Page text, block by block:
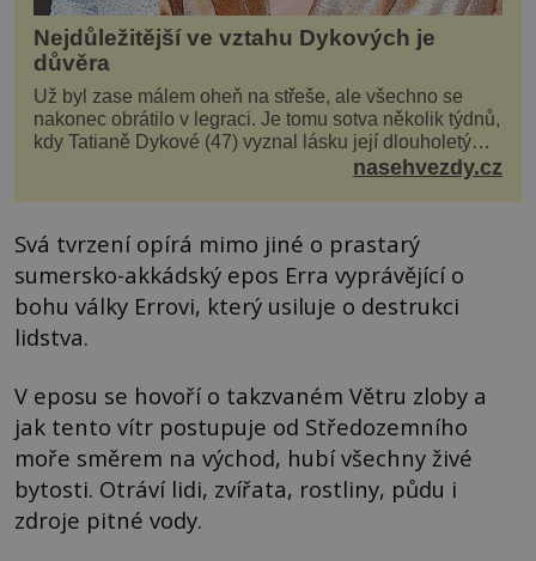
Nejdůležitější ve vztahu Dykových je
důvěra
Už byl zase málem oheň na střeše, ale všechno se
nakonec obrátilo v legraci. Je tomu sotva několik týdnů,
kdy Tatianě Dykové (47) vyznal lásku její dlouholetý
kolega a kamarád. Lidé si hned mysleli, ž...nasehvezdy.cz
Svá tvrzení opírá mimo jiné o prastarý
sumersko-akkádský epos Erra vyprávějící o
bohu války Errovi, který usiluje o destrukci
lidstva.
V eposu se hovoří o takzvaném Větru zloby a
jak tento vítr postupuje od Středozemního
moře směrem na východ, hubí všechny živé
bytosti. Otráví lidi, zvířata, rostliny, půdu i
zdroje pitné vody.